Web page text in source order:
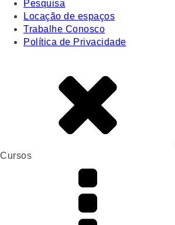
Pesquisa
Locação de espaços
Trabalhe Conosco
Política de Privacidade
Cursos